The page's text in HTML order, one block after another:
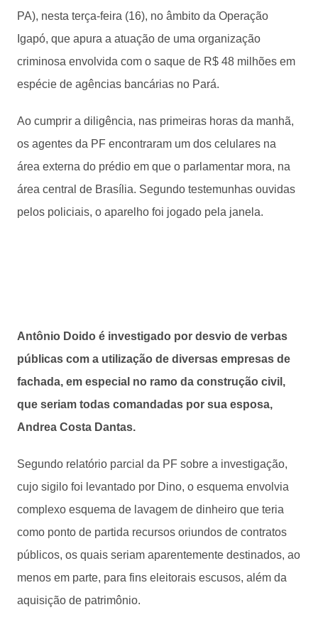
PA), nesta terça-feira (16), no âmbito da Operação
Igapó, que apura a atuação de uma organização
criminosa envolvida com o saque de R$ 48 milhões em
espécie de agências bancárias no Pará.
Ao cumprir a diligência, nas primeiras horas da manhã,
os agentes da PF encontraram um dos celulares na
área externa do prédio em que o parlamentar mora, na
área central de Brasília. Segundo testemunhas ouvidas
pelos policiais, o aparelho foi jogado pela janela.
Antônio Doido é investigado por desvio de verbas
públicas com a utilização de diversas empresas de
fachada, em especial no ramo da construção civil,
que seriam todas comandadas por sua esposa,
Andrea Costa Dantas.
Segundo relatório parcial da PF sobre a investigação,
cujo sigilo foi levantado por Dino, o esquema envolvia
complexo esquema de lavagem de dinheiro que teria
como ponto de partida recursos oriundos de contratos
públicos, os quais seriam aparentemente destinados, ao
menos em parte, para fins eleitorais escusos, além da
aquisição de patrimônio.